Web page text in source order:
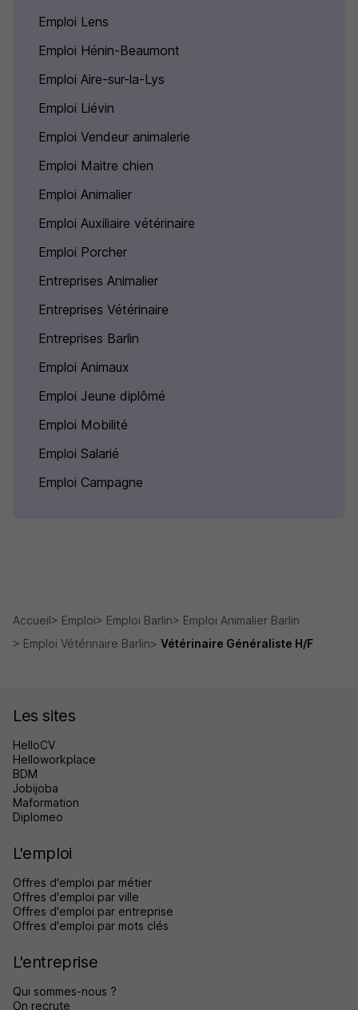
Emploi Lens
Emploi Hénin-Beaumont
Emploi Aire-sur-la-Lys
Emploi Liévin
Emploi Vendeur animalerie
Emploi Maitre chien
Emploi Animalier
Emploi Auxiliaire vétérinaire
Emploi Porcher
Entreprises Animalier
Entreprises Vétérinaire
Entreprises Barlin
Emploi Animaux
Emploi Jeune diplômé
Emploi Mobilité
Emploi Salarié
Emploi Campagne
Accueil Emploi Emploi Barlin
Emploi Animalier Barlin
Emploi Vétérinaire Barlin
Vétérinaire Généraliste H/F
Les sites
HelloCV
Helloworkplace
BDM
Jobijoba
Maformation
Diplomeo
L'emploi
Offres d'emploi par métier
Offres d'emploi par ville
Offres d'emploi par entreprise
Offres d'emploi par mots clés
L'entreprise
Qui sommes-nous ?
On recrute